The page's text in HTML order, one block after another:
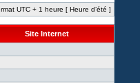
UTC + 1 heure [ Heure d’été ]
Site Internet